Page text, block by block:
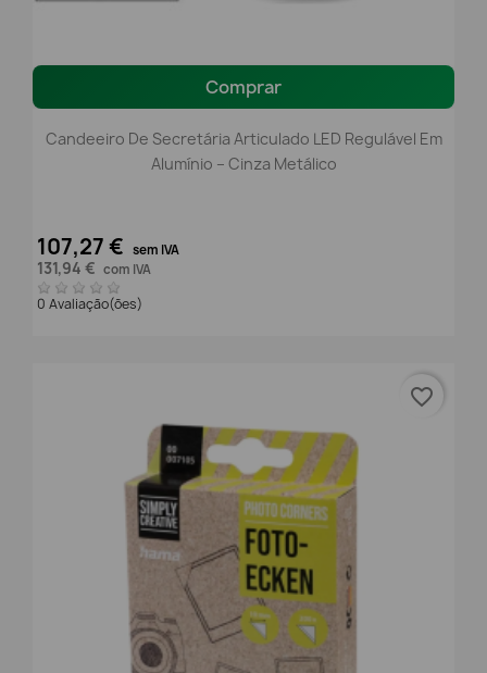
Comprar
Candeeiro De Secretária Articulado LED Regulável Em
Alumínio – Cinza Metálico
107,27 € sem IVA
131,94 € com IVA
0 Avaliação(ões)
favorite_border